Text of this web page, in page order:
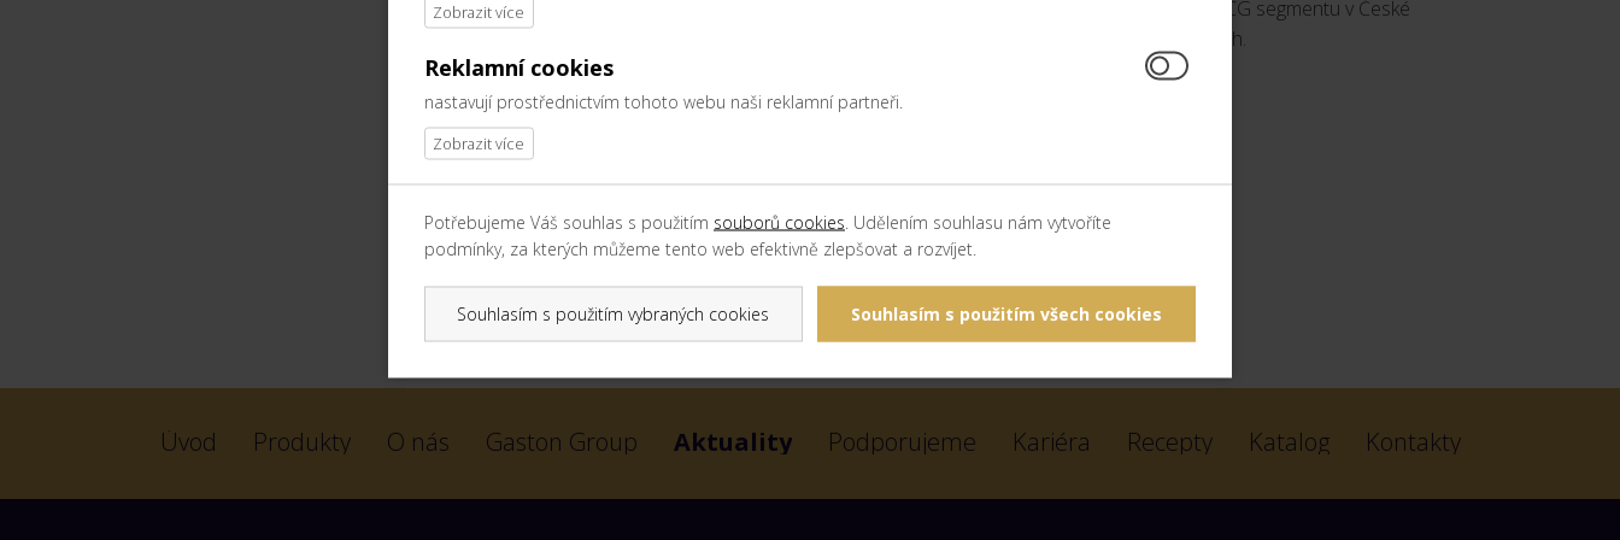
Volba spotřebitelů – Nejlepší novinka patří dlouhodobě mezi nejvýznamnější ocenění FMCG segmentu v České
republice. O vítězích rozhodují přímo zákazníci, kteří hodnotí nové produkty uvedené na trh.
Úvod Produkty O nás Gaston Group Aktuality Podporujeme Kariéra Recepty Katalog Kontakty
Reklamní cookies
nastavují prostřednictvím tohoto webu naši reklamní partneři.
Potřebujeme Váš souhlas s použitím souborů cookies . Udělením souhlasu nám vytvoříte
podmínky, za kterých můžeme tento web efektivně zlepšovat a rozvíjet.
Souhlasím s použitím vybraných cookies Souhlasím s použitím všech cookies